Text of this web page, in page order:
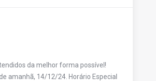
da melhor forma possível!
amanhã, 14/12/24. Horário Especial